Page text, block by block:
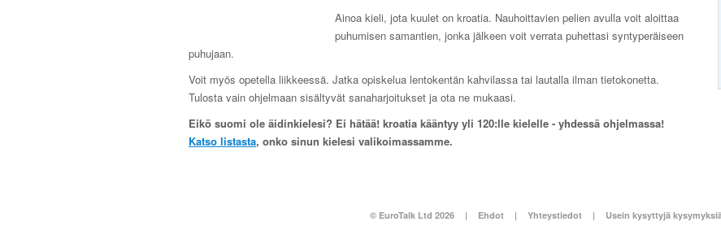
Ainoa kieli, jota kuulet on kroatia. Nauhoittavien pelien avulla voit aloittaa
puhumisen samantien, jonka jälkeen voit verrata puhettasi syntyperäiseen
puhujaan.
Voit myös opetella liikkeessä. Jatka opiskelua lentokentän kahvilassa tai lautalla ilman tietokonetta.
Tulosta vain ohjelmaan sisältyvät sanaharjoitukset ja ota ne mukaasi.
Eikö suomi ole äidinkielesi? Ei hätää! kroatia kääntyy yli 120:lle kielelle - yhdessä ohjelmassa!
Katso listasta, onko sinun kielesi valikoimassamme.
© EuroTalk Ltd 2026 | Ehdot | Yhteystiedot | Usein kysyttyjä